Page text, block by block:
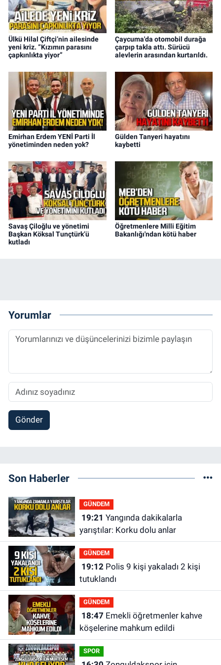
Ülkü Hilal Çiftçi’nin ailesinde
yeni kriz. “Kızımın parasını
çapkınlıkta yiyor”
Çaycuma'da otomobil durağa
çarpıp takla attı. Sürücü
alevlerin arasından kurtarıldı.
Emirhan Erdem YENİ Parti İl
yönetiminden neden yok?
Gülden Tanyeri hayatını
kaybetti
Savaş Çiloğlu ve yönetimi
Başkan Köksal Tunçtürk’ü
kutladı
Öğretmenlere Milli Eğitim
Bakanlığı'ndan kötü haber
Yorumlar
Gönder
Son Haberler
GÜNDEM
19:21
yarıştılar: Korku dolu anlar
GÜNDEM
19:12Polis 9 kişi yakaladı 2 kişi
tutuklandı
GÜNDEM
18:47
köşelerine mahkum edildi
SPOR